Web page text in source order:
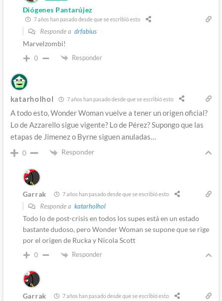
Diógenes Pantarújez
7 años han pasado desde que se escribió esto
Responde a drfabius
Marvelzombi!
0 Responder
katarholhol 7 años han pasado desde que se escribió esto
A todo esto, Wonder Woman vuelve a tener un origen oficial?
Lo de Azzarello sigue vigente? Lo de Pérez? Supongo que las
etapas de Jimenez o Byrne siguen anuladas…
0 Responder
Garrak 7 años han pasado desde que se escribió esto
Responde a katarholhol
Todo lo de post-crisis en todos los supes está en un estado
bastante dudoso, pero Wonder Woman se supone que se rige
por el origen de Rucka y Nicola Scott
0 Responder
Garrak 7 años han pasado desde que se escribió esto